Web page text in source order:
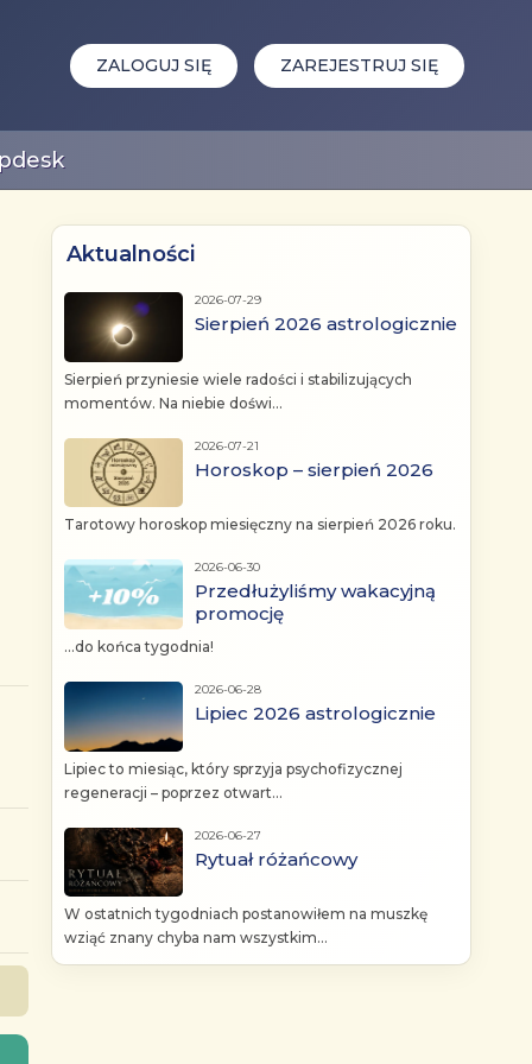
ZALOGUJ SIĘ ZAREJESTRUJ SIĘ
Aktualności
2026-07-29
Sierpień 2026 astrologicznie
Sierpień przyniesie wiele radości i stabilizujących
momentów. Na niebie doświ...
2026-07-21
Horoskop – sierpień 2026
Tarotowy horoskop miesięczny na sierpień 2026 roku.
2026-06-30
Przedłużyliśmy wakacyjną
promocję
...do końca tygodnia!
2026-06-28
Lipiec 2026 astrologicznie
Lipiec to miesiąc, który sprzyja psychofizycznej
regeneracji – poprzez otwart...
2026-06-27
Rytuał różańcowy
W ostatnich tygodniach postanowiłem na muszkę
wziąć znany chyba nam wszystkim...